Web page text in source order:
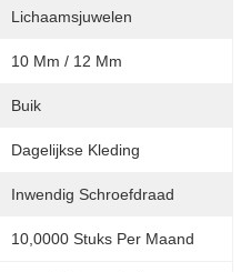
Lichaamsjuwelen
10 Mm / 12 Mm
Buik
Dagelijkse Kleding
Inwendig Schroefdraad
10,0000 Stuks Per Maand